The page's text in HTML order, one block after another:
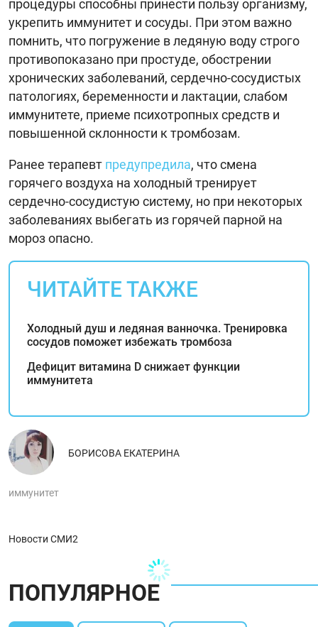
процедуры способны принести пользу организму,
укрепить иммунитет и сосуды. При этом важно
помнить, что погружение в ледяную воду строго
противопоказано при простуде, обострении
хронических заболеваний, сердечно-сосудистых
патологиях, беременности и лактации, слабом
иммунитете, приеме психотропных средств и
повышенной склонности к тромбозам.
Ранее терапевт предупредила, что смена
горячего воздуха на холодный тренирует
сердечно-сосудистую систему, но при некоторых
заболеваниях выбегать из горячей парной на
мороз опасно.
ЧИТАЙТЕ ТАКЖЕ
Холодный душ и ледяная ванночка. Тренировка
сосудов поможет избежать тромбоза
Дефицит витамина D снижает функции
иммунитета
БОРИСОВА ЕКАТЕРИНА
иммунитет
Новости СМИ2
ПОПУЛЯРНОЕ